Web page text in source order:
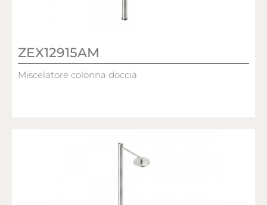
ZEX12915AM
Miscelatore colonna doccia